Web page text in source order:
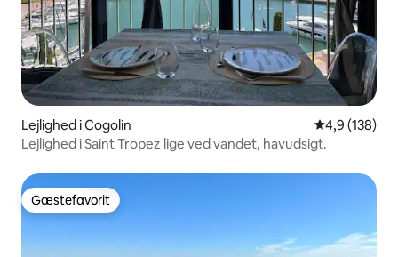
Lejlighed i Cogolin 4,9 ud af 5 i
4,9 (138)
Lejlighed i Saint Tropez lige ved vandet, havudsigt.
Gæstefavorit
Gæstefavorit